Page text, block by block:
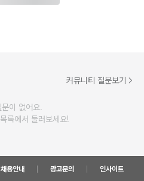
커뮤니티 질문보기
이 없어요.
록에서 둘러보세요!
채용안내 광고문의 인사이트